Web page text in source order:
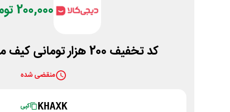
200,000 تومان
کد تخفیف 200 هزار تومانی کیف مردانه دیجی کالا
منقضی شده
KHAXK کپی